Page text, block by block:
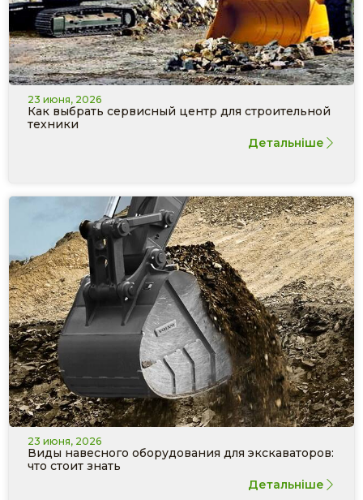
23 июня, 2026
Как выбрать сервисный центр для строительной
техники
Детальніше
23 июня, 2026
Виды навесного оборудования для экскаваторов:
что стоит знать
Детальніше